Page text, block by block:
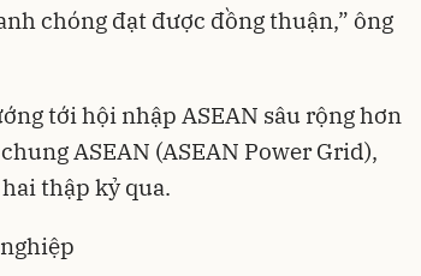
chóng đạt được đồng thuận,” ông
tới hội nhập ASEAN sâu rộng hơn
ASEAN (ASEAN Power Grid),
thập kỷ qua.